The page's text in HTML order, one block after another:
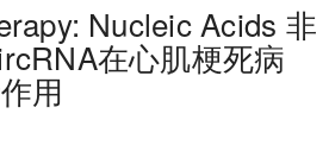
Nucleic Acids 非
在心肌梗死病
用